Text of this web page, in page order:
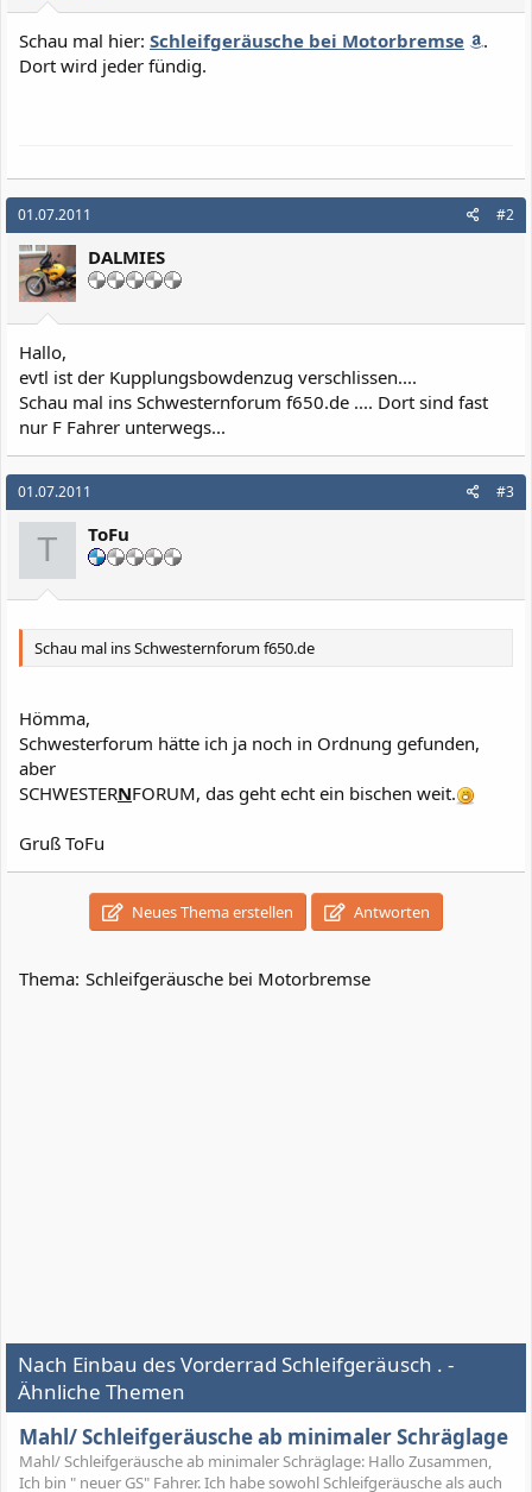
Schau mal hier: Schleifgeräusche bei Motorbremse
.
Dort wird jeder fündig.
01.07.2011 #2
DALMIES
Hallo,
evtl ist der Kupplungsbowdenzug verschlissen....
Schau mal ins Schwesternforum f650.de .... Dort sind fast
nur F Fahrer unterwegs...
01.07.2011 #3
T ToFu
Schau mal ins Schwesternforum f650.de
Hömma,
Schwesterforum hätte ich ja noch in Ordnung gefunden,
aber
SCHWESTERNFORUM, das geht echt ein bischen weit.
Gruß ToFu
Neues Thema erstellen Antworten
Thema: Schleifgeräusche bei Motorbremse
Nach Einbau des Vorderrad Schleifgeräusch . -
Ähnliche Themen
Mahl/ Schleifgeräusche ab minimaler Schräglage
Mahl/ Schleifgeräusche ab minimaler Schräglage: Hallo Zusammen,
Ich bin " neuer GS" Fahrer. Ich habe sowohl Schleifgeräusche als auch